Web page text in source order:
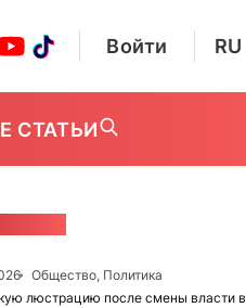
Войти RU
СТАТЬИ
Общество, Политика
люстрацию после смены власти в